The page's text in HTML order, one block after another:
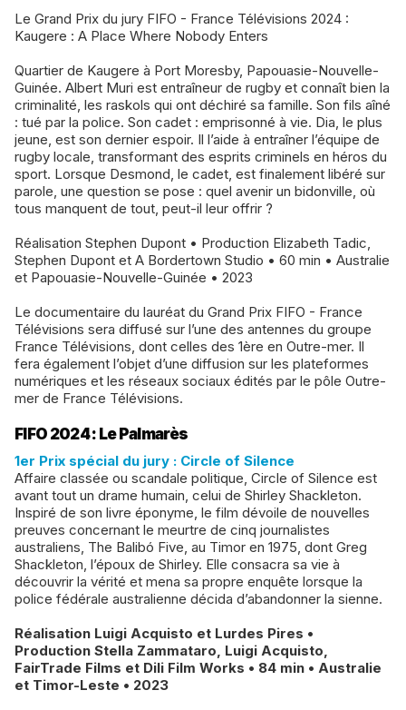
Le Grand Prix du jury FIFO - France Télévisions 2024 :
Kaugere : A Place Where Nobody Enters
Quartier de Kaugere à Port Moresby, Papouasie-Nouvelle-
Guinée. Albert Muri est entraîneur de rugby et connaît bien la
criminalité, les raskols qui ont déchiré sa famille. Son fils aîné
: tué par la police. Son cadet : emprisonné à vie. Dia, le plus
jeune, est son dernier espoir. Il l’aide à entraîner l’équipe de
rugby locale, transformant des esprits criminels en héros du
sport. Lorsque Desmond, le cadet, est finalement libéré sur
parole, une question se pose : quel avenir un bidonville, où
tous manquent de tout, peut-il leur offrir ?
Réalisation Stephen Dupont • Production Elizabeth Tadic,
Stephen Dupont et A Bordertown Studio • 60 min • Australie
et Papouasie-Nouvelle-Guinée • 2023
Le documentaire du lauréat du Grand Prix FIFO - France
Télévisions sera diffusé sur l’une des antennes du groupe
France Télévisions, dont celles des 1ère en Outre-mer. Il
fera également l’objet d’une diffusion sur les plateformes
numériques et les réseaux sociaux édités par le pôle Outre-
mer de France Télévisions.
FIFO 2024 : Le Palmarès
1er Prix spécial du jury : Circle of Silence
Affaire classée ou scandale politique, Circle of Silence est
avant tout un drame humain, celui de Shirley Shackleton.
Inspiré de son livre éponyme, le film dévoile de nouvelles
preuves concernant le meurtre de cinq journalistes
australiens, The Balibó Five, au Timor en 1975, dont Greg
Shackleton, l’époux de Shirley. Elle consacra sa vie à
découvrir la vérité et mena sa propre enquête lorsque la
police fédérale australienne décida d’abandonner la sienne.
Réalisation Luigi Acquisto et Lurdes Pires •
Production Stella Zammataro, Luigi Acquisto,
FairTrade Films et Dili Film Works • 84 min • Australie
et Timor-Leste • 2023